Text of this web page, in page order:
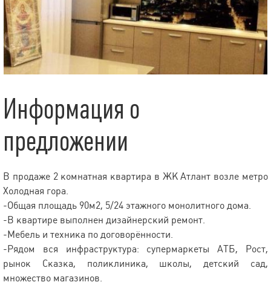
Информация о
предложении
В продаже 2 комнатная квартира в ЖК Атлант возле метро
Холодная гора.
-Общая площадь 90м2, 5/24 этажного монолитного дома.
-В квартире выполнен дизайнерский ремонт.
-Мебель и техника по договорённости.
-Рядом вся инфраструктура: супермаркеты АТБ, Рост,
рынок Сказка, поликлиника, школы, детский сад,
множество магазинов.